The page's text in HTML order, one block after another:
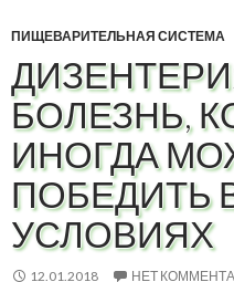
ПИЩЕВАРИТЕЛЬНАЯ СИСТЕМА
БОЛЕЗНЬ,
ИНОГДА
ПОБЕДИТЬ
УСЛОВИЯХ
12.01.2018 НЕТ